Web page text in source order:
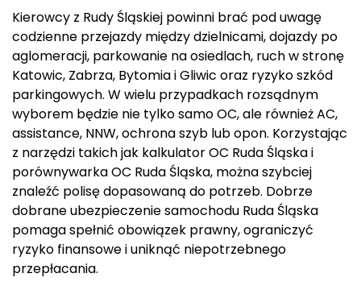
Kierowcy z Rudy Śląskiej powinni brać pod uwagę
codzienne przejazdy między dzielnicami, dojazdy po
aglomeracji, parkowanie na osiedlach, ruch w stronę
Katowic, Zabrza, Bytomia i Gliwic oraz ryzyko szkód
parkingowych. W wielu przypadkach rozsądnym
wyborem będzie nie tylko samo OC, ale również AC,
assistance, NNW, ochrona szyb lub opon. Korzystając
z narzędzi takich jak kalkulator OC Ruda Śląska i
porównywarka OC Ruda Śląska, można szybciej
znaleźć polisę dopasowaną do potrzeb. Dobrze
dobrane ubezpieczenie samochodu Ruda Śląska
pomaga spełnić obowiązek prawny, ograniczyć
ryzyko finansowe i uniknąć niepotrzebnego
przepłacania.